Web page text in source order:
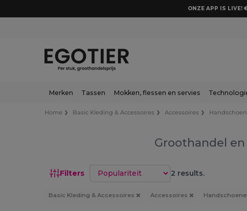
ONZE APP IS LIVE!
Merken Tassen Mokken, flessen en servies
Home Basic Kleding & Accessoires Accessoires
Groothandel
Filters Sorteren op 2 results.
Basic Kleding & Accessoires Accessoires